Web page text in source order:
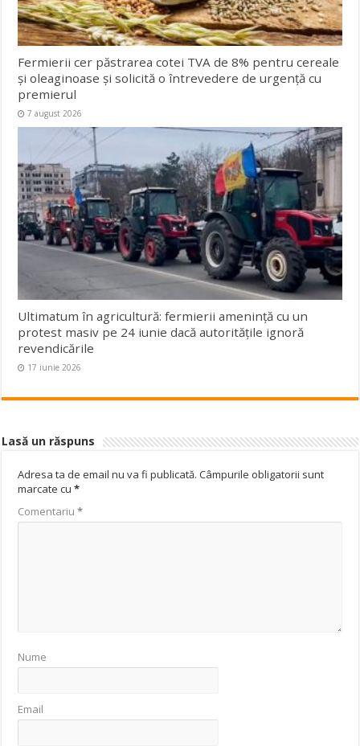
Fermierii cer păstrarea cotei TVA de 8% pentru cereale
și oleaginoase și solicită o întrevedere de urgență cu
premierul
7 august 2026
Ultimatum în agricultură: fermierii amenință cu un
protest masiv pe 24 iunie dacă autoritățile ignoră
revendicările
17 iunie 2026
Lasă un răspuns
Adresa ta de email nu va fi publicată. Câmpurile obligatorii sunt
marcate cu*
Comentariu*
Nume
Email